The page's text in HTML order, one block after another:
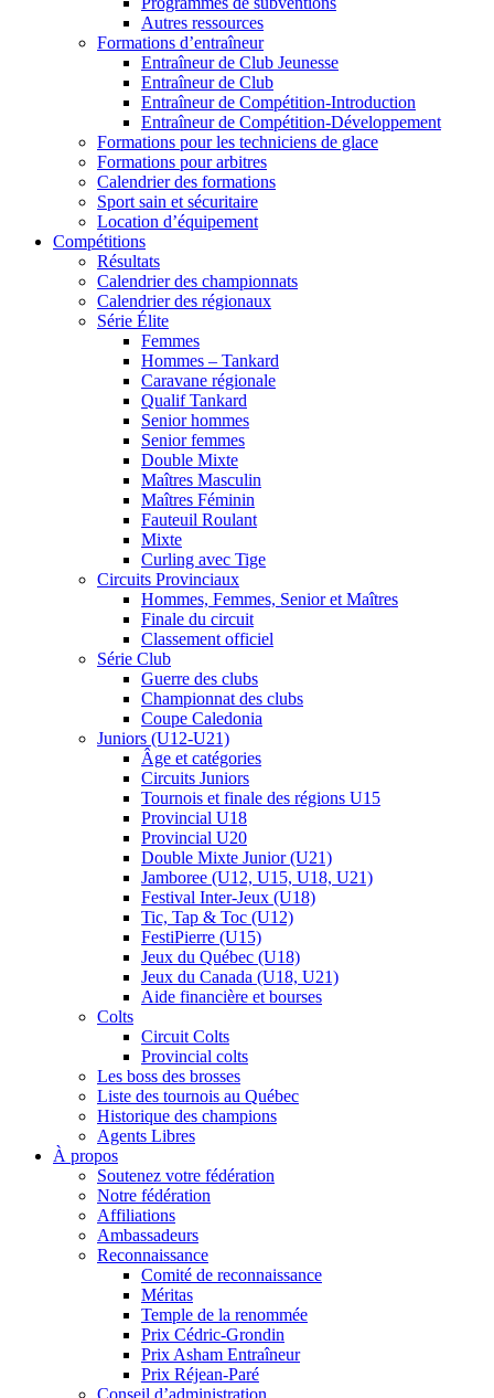
Autres ressources
Formations d’entraîneur
Entraîneur de Club Jeunesse
Entraîneur de Club
Entraîneur de Compétition-Introduction
Entraîneur de Compétition-Développement
Formations pour les techniciens de glace
Formations pour arbitres
Calendrier des formations
Sport sain et sécuritaire
Location d’équipement
Compétitions
Résultats
Calendrier des championnats
Calendrier des régionaux
Série Élite
Femmes
Hommes – Tankard
Caravane régionale
Qualif Tankard
Senior hommes
Senior femmes
Double Mixte
Maîtres Masculin
Maîtres Féminin
Fauteuil Roulant
Mixte
Curling avec Tige
Circuits Provinciaux
Hommes, Femmes, Senior et Maîtres
Finale du circuit
Classement officiel
Série Club
Guerre des clubs
Championnat des clubs
Coupe Caledonia
Juniors (U12-U21)
Âge et catégories
Circuits Juniors
Tournois et finale des régions U15
Provincial U18
Provincial U20
Double Mixte Junior (U21)
Jamboree (U12, U15, U18, U21)
Festival Inter-Jeux (U18)
Tic, Tap & Toc (U12)
FestiPierre (U15)
Jeux du Québec (U18)
Jeux du Canada (U18, U21)
Aide financière et bourses
Colts
Circuit Colts
Provincial colts
Les boss des brosses
Liste des tournois au Québec
Historique des champions
Agents Libres
À propos
Soutenez votre fédération
Notre fédération
Affiliations
Ambassadeurs
Reconnaissance
Comité de reconnaissance
Méritas
Temple de la renommée
Prix Cédric-Grondin
Prix Asham Entraîneur
Prix Réjean-Paré
Conseil d’administration